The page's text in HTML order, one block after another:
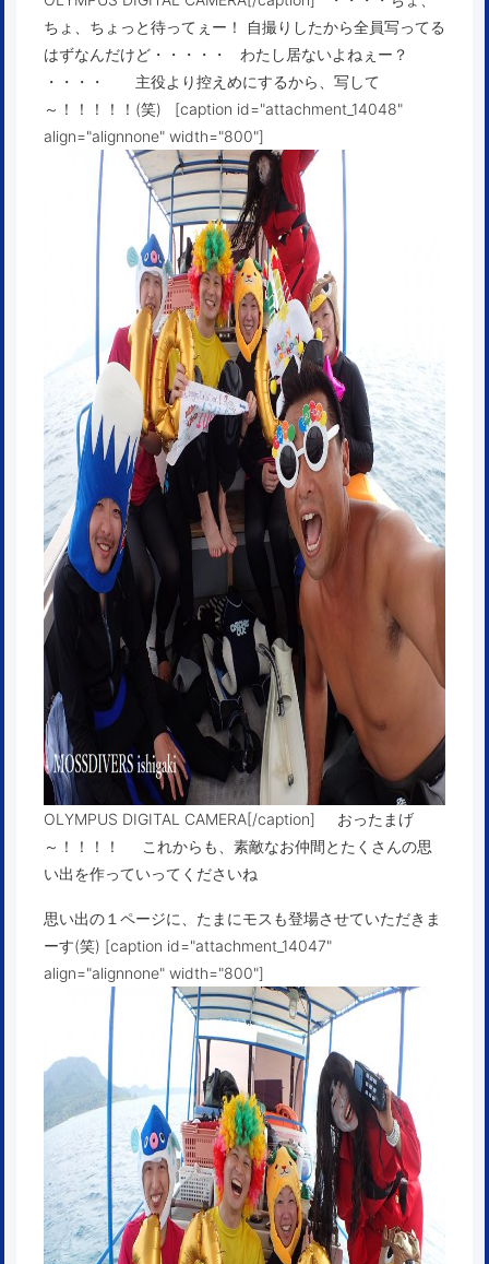
ちょ、ちょっと待ってぇー！ 自撮りしたから全員写ってる
はずなんだけど・・・・・ わたし居ないよねぇー？
・・・・ 主役より控えめにするから、写して
～！！！！！(笑) [caption id="attachment_14048"
align="alignnone" width="800"]
OLYMPUS DIGITAL CAMERA[/caption] おったまげ
～！！！！ これからも、素敵なお仲間とたくさんの思
い出を作っていってくださいね
思い出の１ページに、たまにモスも登場させていただきま
ーす(笑) [caption id="attachment_14047"
align="alignnone" width="800"]